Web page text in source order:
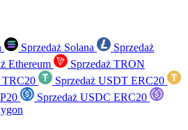
Sprzedaż Solana
Sprzedaż
Ethereum
Sprzedaż TRON
TRC20
Sprzedaż USDT ERC20
Sprzedaż USDC ERC20